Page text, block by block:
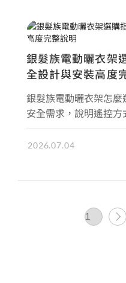
銀髮族電動曬衣架
全設計與安裝高度
銀髮族電動曬衣架怎
安全需求，說明遙控方
2026.07.04